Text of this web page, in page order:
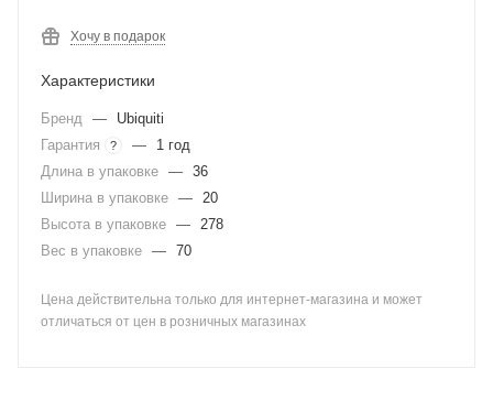
Хочу в подарок
Характеристики
Бренд —
Ubiquiti
Гарантия
? —
1 год
Длина в упаковке — 36
Ширина в упаковке — 20
Высота в упаковке — 278
Вес в упаковке — 70
Цена действительна только для интернет-магазина и может
отличаться от цен в розничных магазинах